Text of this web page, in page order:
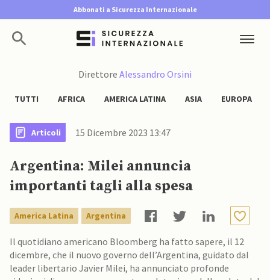
Abbonati a Sicurezza Internazionale
Direttore Alessandro Orsini
TUTTI AFRICA AMERICA LATINA ASIA EUROPA
Articoli 15 Dicembre 2023 13:47
Argentina: Milei annuncia
importanti tagli alla spesa
America Latina Argentina
Il quotidiano americano Bloomberg ha fatto sapere, il 12
dicembre, che il nuovo governo dell’Argentina, guidato dal
leader libertario Javier Milei, ha annunciato profonde